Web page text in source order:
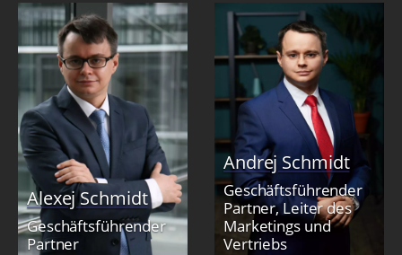
Alexej Schmidt
Geschäftsführender
Partner
Andrej Schmidt
Geschäftsführender
Partner, Leiter des
Marketings und
Vertriebs